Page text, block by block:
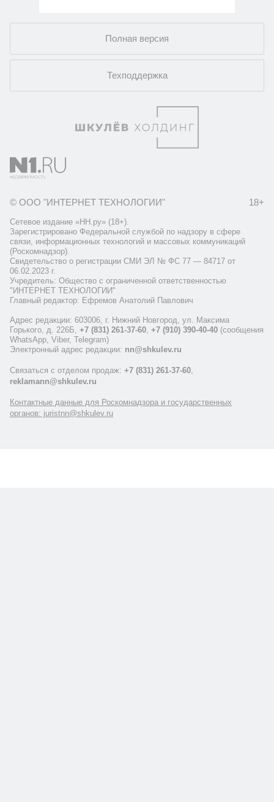
Полная версия
Техподдержка
© ООО "ИНТЕРНЕТ ТЕХНОЛОГИИ" 18+
Сетевое издание «НН.ру» (18+).
Зарегистрировано Федеральной службой по надзору в сфере
связи, информационных технологий и массовых коммуникаций
(Роскомнадзор).
Свидетельство о регистрации СМИ ЭЛ № ФС 77 — 84717 от
06.02.2023 г.
Учредитель: Общество с ограниченной ответственностью
"ИНТЕРНЕТ ТЕХНОЛОГИИ"
Главный редактор: Ефремов Анатолий Павлович
Адрес редакции: 603006, г. Нижний Новгород, ул. Максима
Горького, д. 226Б, +7 (831) 261-37-60, +7 (910) 390-40-40 (сообщения
WhatsApp, Viber, Telegram)
Электронный адрес редакции: nn@shkulev.ru
Связаться с отделом продаж: +7 (831) 261-37-60,
reklamann@shkulev.ru
Контактные данные для Роскомнадзора и государственных
органов: juristnn@shkulev.ru